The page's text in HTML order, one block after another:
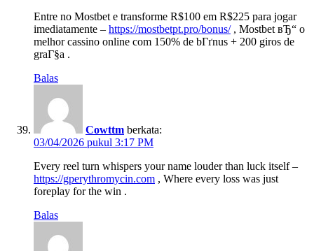
Entre no Mostbet e transforme R$100 em R$225 para jogar
imediatamente – https://mostbetpt.pro/bonus/, Mostbet вЂ“ o
melhor cassino online com 150% de bГґnus + 200 giros de
graГ§a .
Balas
Cowttm berkata:
03/04/2026 pukul 3:17 PM
Every reel turn whispers your name louder than luck itself –
https://gperythromycin.com , Where every loss was just
foreplay for the win .
Balas